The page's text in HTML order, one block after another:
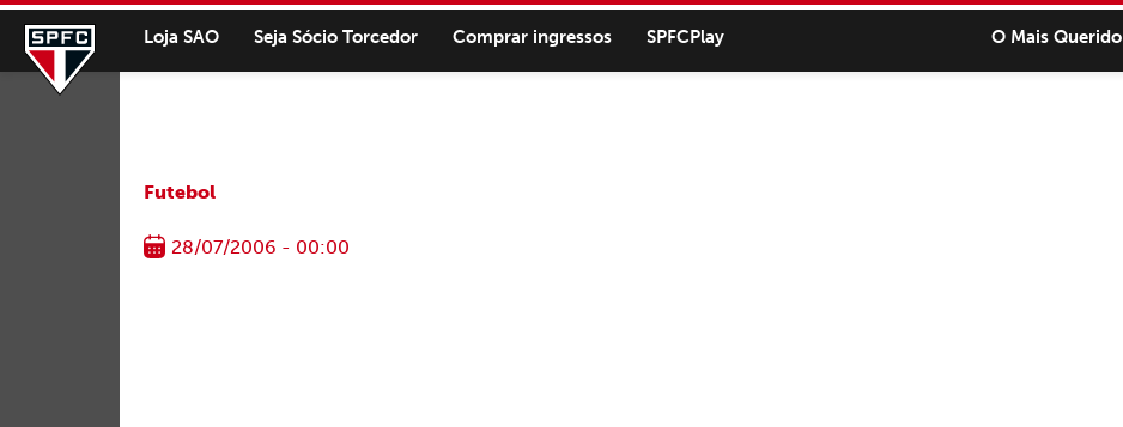
Loja SAO Seja Sócio Torcedor Comprar ingressos SPFCPlay O Mais Querido
Futebol
28/07/2006 - 00:00